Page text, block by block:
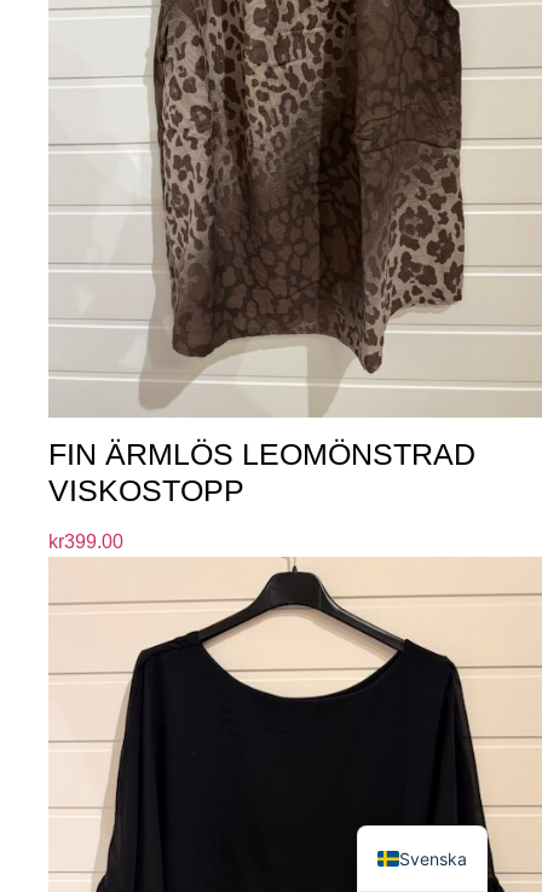
FIN ÄRMLÖS LEOMÖNSTRAD
VISKOSTOPP
kr399.00
Svenska